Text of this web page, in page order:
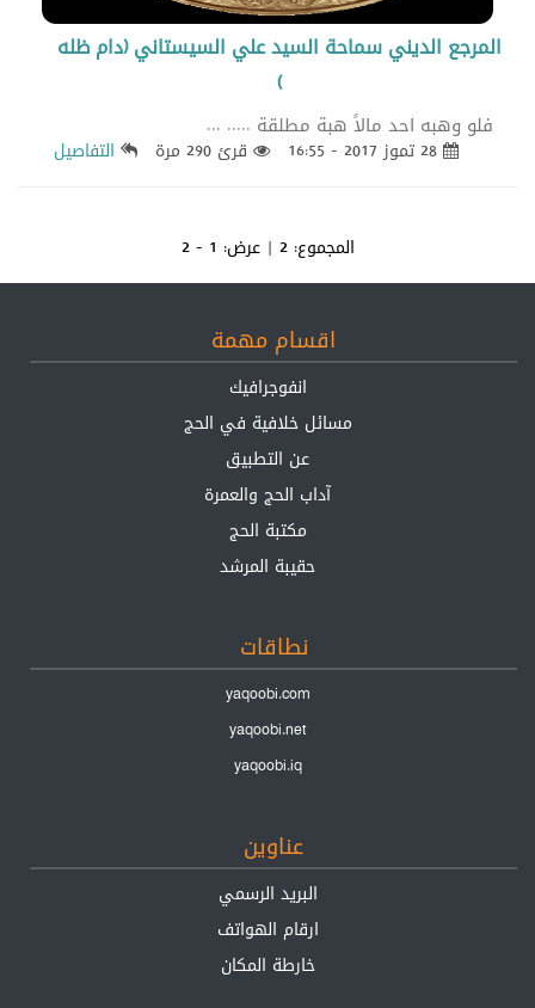
المرجع الديني سماحة السيد علي السيستاني (دام ظله
)
فلو وهبه احد مالاً هبة مطلقة ..... ...
قرئ 290 مرة التفاصيل
المجموع:2 | عرض: 1 - 2
اقسام مهمة
انفوجرافيك
مسائل خلافية في الحج
عن التطبيق
آداب الحج والعمرة
مكتبة الحج
حقيبة المرشد
نطاقات
yaqoobi.com
yaqoobi.net
yaqoobi.iq
عناوين
البريد الرسمي
ارقام الهواتف
خارطة المكان